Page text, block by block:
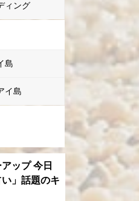
ィング
島
イ島
ップ 今日
」話題のキ